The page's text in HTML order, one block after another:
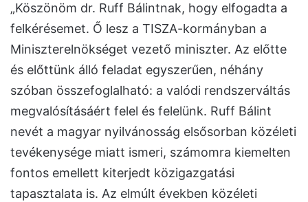
„Köszönöm dr. Ruff Bálintnak, hogy elfogadta a
felkérésemet. Ő lesz a TISZA-kormányban a
Miniszterelnökséget vezető miniszter. Az előtte
és előttünk álló feladat egyszerűen, néhány
szóban összefoglalható: a valódi rendszerváltás
megvalósításáért felel és felelünk. Ruff Bálint
nevét a magyar nyilvánosság elsősorban közéleti
tevékenysége miatt ismeri, számomra kiemelten
fontos emellett kiterjedt közigazgatási
tapasztalata is. Az elmúlt években közéleti